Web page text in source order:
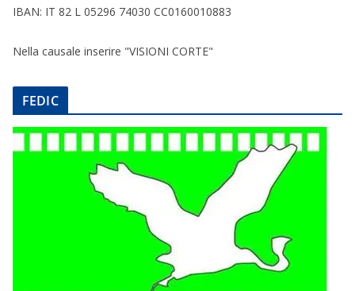
IBAN: IT 82 L 05296 74030 CC0160010883
Nella causale inserire "VISIONI CORTE"
FEDIC